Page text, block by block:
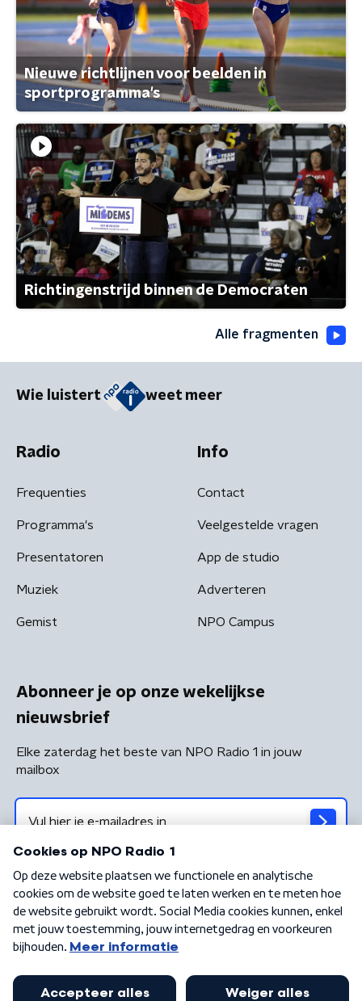
Nieuwe richtlijnen voor beelden in
sportprogramma's
Richtingenstrijd binnen de Democraten
Alle fragmenten
Wie luistert weet meer
Radio
Frequenties
Programma's
Presentatoren
Muziek
Gemist
Info
Contact
Veelgestelde vragen
App de studio
Adverteren
NPO Campus
Abonneer je op onze wekelijkse
nieuwsbrief
Elke zaterdag het beste van NPO Radio 1 in jouw
mailbox
Algemene voorwaarden